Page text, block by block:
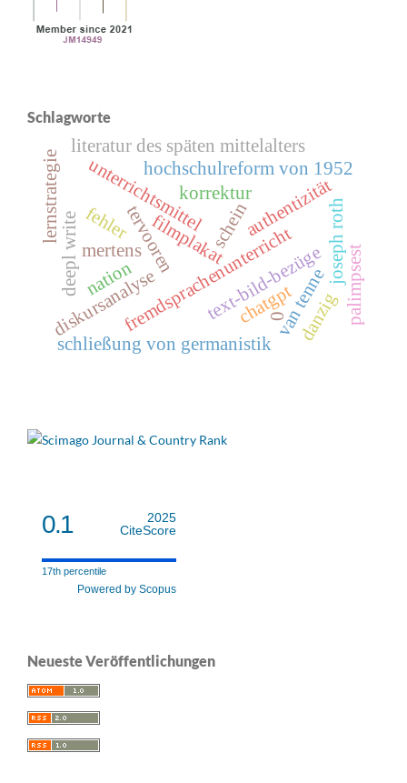
Schlagworte
filmplakat
text-bild-bezüge
fremdsprachenunterricht
unterrichtsmittel
hochschulreform von 1952
schließung von germanistik
literatur des späten mittelalters
van tenne
tervooren
mertens scheinauthentizität
diskursanalyse
deepl write
chatgpt
lernstrategie korrektur
fehler joseph roth
nation palimpsest
danzig
0
0.1
2025
CiteScore
17th percentile
Powered by Scopus
Neueste Veröffentlichungen